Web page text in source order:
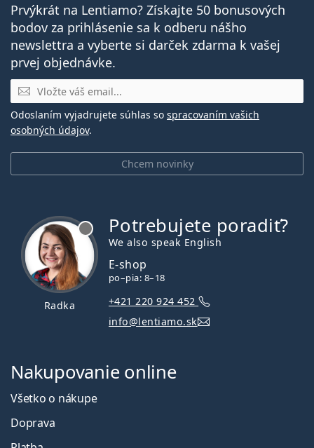
Prvýkrát na Lentiamo? Získajte 50 bonusových
bodov za prihlásenie sa k odberu nášho
newslettra a vyberte si darček zdarma k vašej
prvej objednávke.
E-mail
Chcem novinky
Odoslaním vyjadrujete súhlas so spracovaním vašich
osobných údajov.
Radka
Potrebujete poradiť?
We also speak English
E-shop
po–pia: 8–18
+421 220 924 452
info@lentiamo.sk
Nakupovanie online
Všetko o nákupe
Doprava